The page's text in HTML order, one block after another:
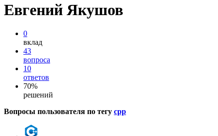
Евгений Якушов
0
вклад
43
вопроса
10
ответов
70%
решений
Вопросы пользователя по тегу cpp